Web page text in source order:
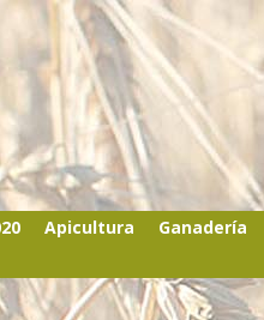
Apicultura Ganadería